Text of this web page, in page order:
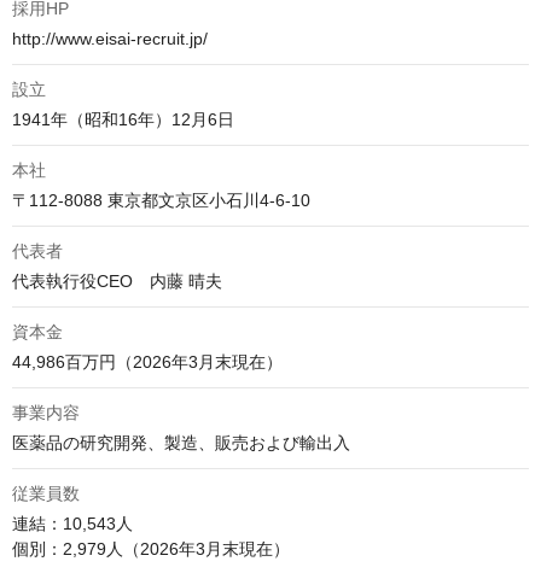
採用HP
http://www.eisai-recruit.jp/
設立
1941年（昭和16年）12月6日
本社
〒112-8088 東京都文京区小石川4-6-10
代表者
資本金
44,986百万円（2026年3月末現在）
事業内容
医薬品の研究開発、製造、販売および輸出入
従業員数
連結：10,543人
個別：2,979人（2026年3月末現在）